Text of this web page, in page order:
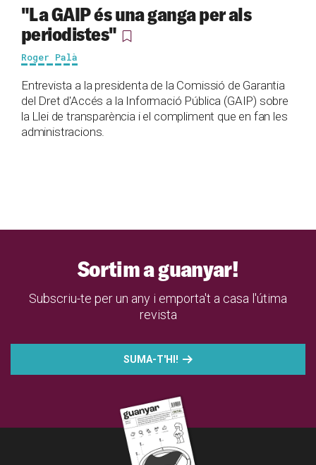
"La GAIP és una ganga per als
periodistes"
Roger Palà
Entrevista a la presidenta de la Comissió de Garantia
del Dret d'Accés a la Informació Pública (GAIP) sobre
la Llei de transparència i el compliment que en fan les
administracions.
Sortim a guanyar!
Subscriu-te per un any i emporta't a casa l'útima
revista
SUMA-T'HI!